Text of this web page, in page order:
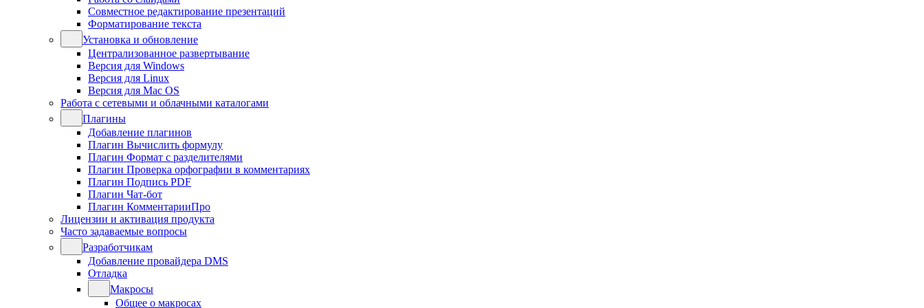
Совместное редактирование презентаций
Форматирование текста
Установка и обновление
Централизованное развертывание
Версия для Windows
Версия для Linux
Версия для Mac OS
Работа с сетевыми и облачными каталогами
Плагины
Добавление плагинов
Плагин Вычислить формулу
Плагин Формат с разделителями
Плагин Проверка орфографии в комментариях
Плагин Подпись PDF
Плагин Чат-бот
Плагин КомментарииПро
Лицензии и активация продукта
Часто задаваемые вопросы
Разработчикам
Добавление провайдера DMS
Отладка
Макросы
Общее о макросах